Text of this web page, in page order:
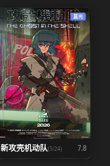
蓝光
新攻壳机动队(5/24) 7.8